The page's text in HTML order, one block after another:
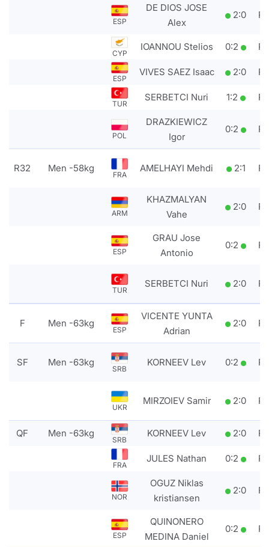
ESP
DE DIOS JOSE
Alex
2:0
CYP
IOANNOU Stelios 0:2
ESP
VIVES SAEZ Isaac 2:0
TUR
SERBETCI Nuri 1:2
POL
DRAZKIEWICZ
Igor
0:2
R32 Men -58kg
FRA
AMELHAYI Mehdi 2:1
ARM
KHAZMALYAN
Vahe
2:0
ESP
GRAU Jose
Antonio
0:2
TUR
SERBETCI Nuri 2:0
F Men -63kg
ESP
VICENTE YUNTA
Adrian
2:0
SF Men -63kg
SRB
KORNEEV Lev 0:2
UKR
MIRZOIEV Samir 2:0
QF Men -63kg
SRB
KORNEEV Lev 2:0
FRA
JULES Nathan 0:2
NOR
OGUZ Niklas
kristiansen
2:0
ESP
QUINONERO
MEDINA Daniel
0:2